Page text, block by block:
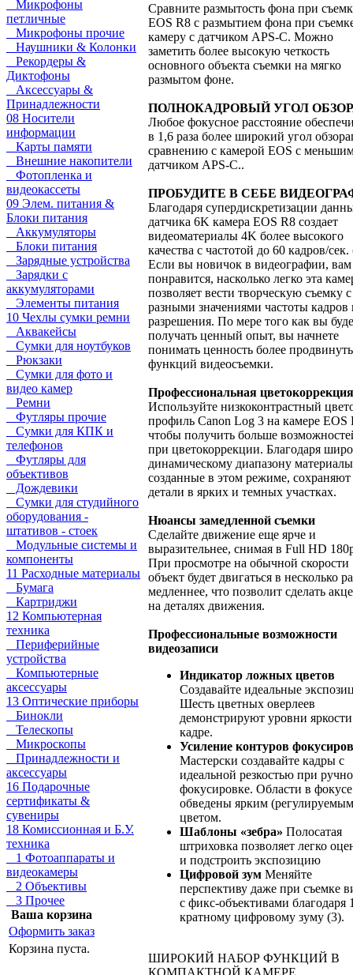
Микрофоны
петличные
Микрофоны прочие
Наушники & Колонки
Рекордеры &
Диктофоны
Аксессуары &
Принадлежности
08 Носители
информации
Карты памяти
Внешние накопители
Фотопленка и
видеокассеты
09 Элем. питания &
Блоки питания
Аккумуляторы
Блоки питания
Зарядные устройства
Зарядки с
аккумуляторами
Элементы питания
10 Чехлы сумки ремни
Аквакейсы
Сумки для ноутбуков
Рюкзаки
Сумки для фото и
видео камер
Ремни
Футляры прочие
Сумки для КПК и
телефонов
Футляры для
объективов
Дождевики
Сумки для студийного
оборудования -
штативов - стоек
Модульные системы и
компоненты
11 Расходные материалы
Бумага
Картриджи
12 Компьютерная
техника
Периферийные
устройства
Компьютерные
аксессуары
13 Оптические приборы
Бинокли
Телескопы
Микроскопы
Принадлежности и
аксессуары
16 Подарочные
сертификаты &
сувениры
18 Комиссионная и Б.У.
техника
1 Фотоаппараты и
видеокамеры
2 Объективы
3 Прочее
Ваша корзина
Оформить заказ
Корзина пуста.
Сравните размытость фона при
EOS R8 с размытием фона при
камеру с датчиком APS-C. Можно
заметить более высокую четкость
основного объекта съемки на мягко
размытом фоне.
ПОЛНОКАДРОВЫЙ УГОЛ
Любое фокусное расстояние
в 1,6 раза более широкий угол
сравнению с камерой EOS с
датчиком APS-C..
ПРОБУДИТЕ В СЕБЕ
Благодаря супердискретизации
датчика 6K камера EOS R8 создает
видеоматериалы 4K более высокого
качества с частотой до 60 кадров/сек.
Если вы новичок в видеографии, вам
понравится, насколько легко эта
позволяет вести творческую съемку с
разными значениями частоты кадров
разрешения. По мере того как вы
получать ценный опыт, вы начнете
понимать ценность более
функций видеосъемки.
Профессиональная цветокоррекция
Используйте низкоконтрастный
профиль Canon Log 3 на камере EOS
чтобы получить больше
при цветокоррекции. Благодаря
динамическому диапазону
созданные в этом режиме, сохраняют
детали в ярких и темных участках.
Нюансы замедленной съемки
Сделайте движение еще ярче и
выразительнее, снимая в Full HD
При просмотре на обычной скорости
объект будет двигаться в несколько
медленнее, что позволит сделать
на деталях движения.
Профессиональные возможности
видеозаписи
Индикатор ложных цветов
Создавайте идеальные
Шесть цветных оверлеев
демонстрируют уровни
кадре.
Усиление контуров
Мастерски создавайте кадры с
идеальной резкостью при
фокусировке. Области в фокусе
обведены ярким
цветом.
Шаблоны «зебра» Полосатая
штриховка позволяет легко
и подстроить экспозицию
Цифровой зум Меняйте
перспективу даже при съемке
с фикс-объективами благодаря
кратному цифровому зуму (3).
ШИРОКИЙ НАБОР ФУНКЦИЙ В
КОМПАКТНОЙ КАМЕРЕ